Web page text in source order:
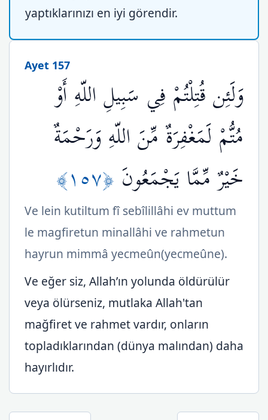
yaptıklarınızı en iyi görendir.
Ayet 157
وَلَئِن قُتِلْتُمْ فِي سَبِيلِ اللّهِ أَوْ
مُتُّمْ لَمَغْفِرَةٌ مِّنَ اللّهِ وَرَحْمَةٌ
خَيْرٌ مِّمَّا يَجْمَعُونَ ﴿١٥٧﴾
Ve lein kutiltum fî sebîlillâhi ev muttum
le magfiretun minallâhi ve rahmetun
hayrun mimmâ yecmeûn(yecmeûne).
Ve eğer siz, Allah’ın yolunda öldürülür
veya ölürseniz, mutlaka Allah'tan
mağfiret ve rahmet vardır, onların
topladıklarından (dünya malından) daha
hayırlıdır.